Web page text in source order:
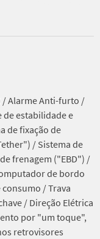
/ Alarme Anti-furto /
de estabilidade e
de fixação de
/ Sistema de
frenagem ("EBD") /
de bordo
/ Trava
/ Direção Elétrica
por "um toque",
retrovisores